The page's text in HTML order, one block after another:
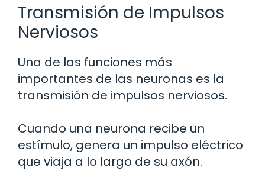
Transmisión de Impulsos
Nerviosos
Una de las funciones más
importantes de las neuronas es la
transmisión de impulsos nerviosos.
Cuando una neurona recibe un
estímulo, genera un impulso eléctrico
que viaja a lo largo de su axón.